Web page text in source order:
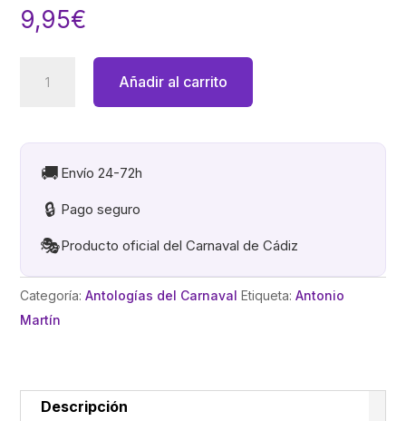
9,95€
HEROES
3X4
cantidad
Añadir al carrito
🚚 Envío 24-72h
🔒 Pago seguro
🎭Producto oficial del Carnaval de Cádiz
Categoría:Antologías del Carnaval Etiqueta:Antonio
Martín
Descripción